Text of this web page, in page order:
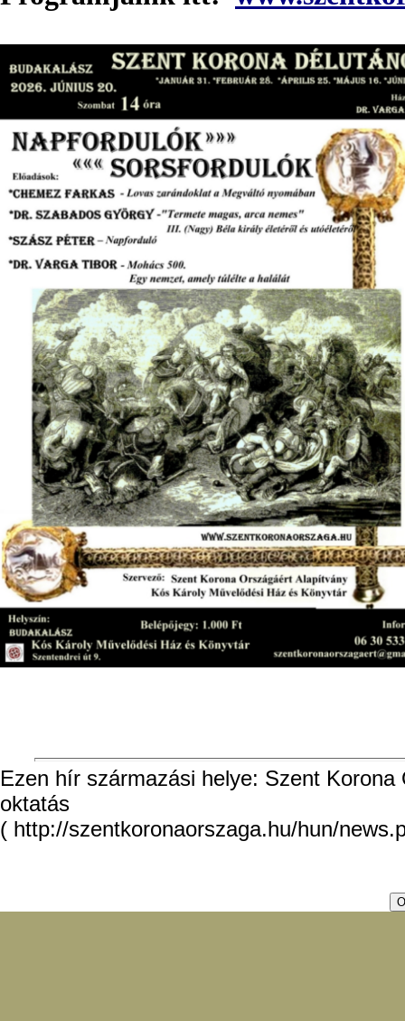
Ezen hír származási helye: Szent
oktatás
( http://szentkoronaorszaga.hu/hun/